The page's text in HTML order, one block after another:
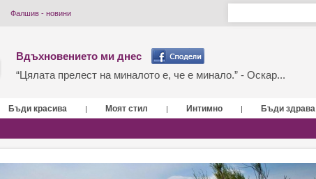
Фалшив - новини
Вдъхновението ми днес
“Цялата прелест на миналото е, че е минало.” - Оскар...
Бъди красива | Моят стил | Интимно | Бъди здрава